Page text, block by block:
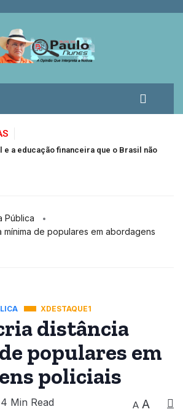
que o Brasil não
O milagre da
Pública
mínima de populares em abordagens
XDESTAQUE1
distância
populares em
policiais
4 Min Read A A